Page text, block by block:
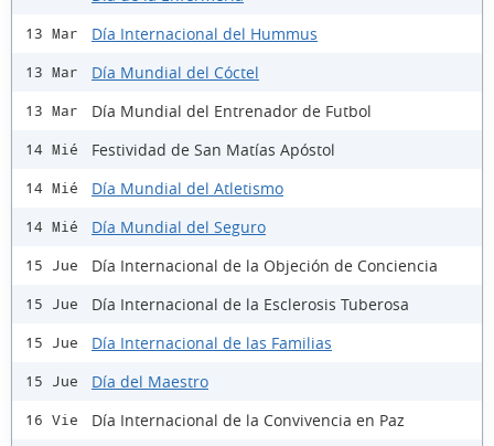
13 Mar Día Internacional del Hummus
13 Mar Día Mundial del Cóctel
13 Mar Día Mundial del Entrenador de Futbol
14 Mié Festividad de San Matías Apóstol
14 Mié Día Mundial del Atletismo
14 Mié Día Mundial del Seguro
15 Jue Día Internacional de la Objeción de Conciencia
15 Jue Día Internacional de la Esclerosis Tuberosa
15 Jue Día Internacional de las Familias
15 Jue Día del Maestro
16 Vie Día Internacional de la Convivencia en Paz